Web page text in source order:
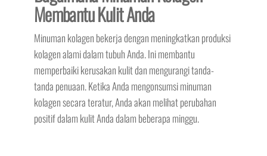
Membantu Kulit Anda
Minuman kolagen bekerja dengan meningkatkan produksi
kolagen alami dalam tubuh Anda. Ini membantu
memperbaiki kerusakan kulit dan mengurangi tanda-
tanda penuaan. Ketika Anda mengonsumsi minuman
kolagen secara teratur, Anda akan melihat perubahan
positif dalam kulit Anda dalam beberapa minggu.